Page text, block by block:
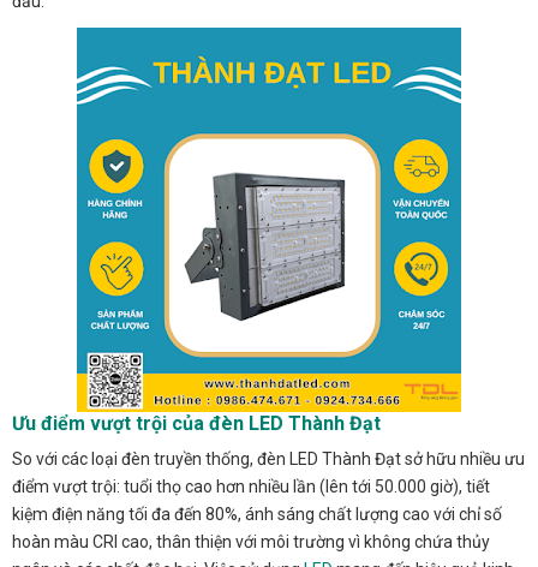
Ưu điểm vượt trội của đèn LED Thành Đạt
So với các loại đèn truyền thống, đèn LED Thành Đạt sở hữu nhiều ưu
điểm vượt trội: tuổi thọ cao hơn nhiều lần (lên tới 50.000 giờ), tiết
kiệm điện năng tối đa đến 80%, ánh sáng chất lượng cao với chỉ số
hoàn màu CRI cao, thân thiện với môi trường vì không chứa thủy